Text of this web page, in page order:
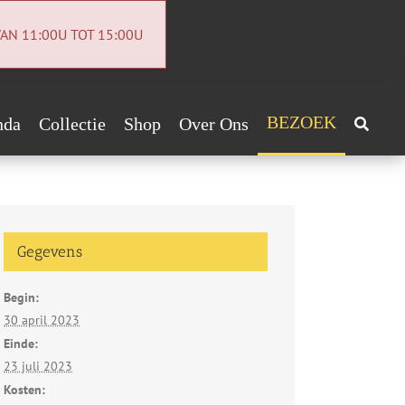
11:00U TOT 15:00U
Collectie Shop Over Ons BEZOEK
Gegevens
Begin:
30 april 2023
Einde:
23 juli 2023
Kosten: